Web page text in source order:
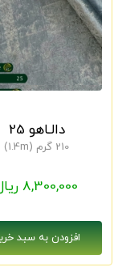
دالـاهو 25
210 گرم (1.4m)
8,300,000 ریال